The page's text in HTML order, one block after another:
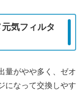
気フィルタ
量がやや多く、ゼオ
になって交換しやす